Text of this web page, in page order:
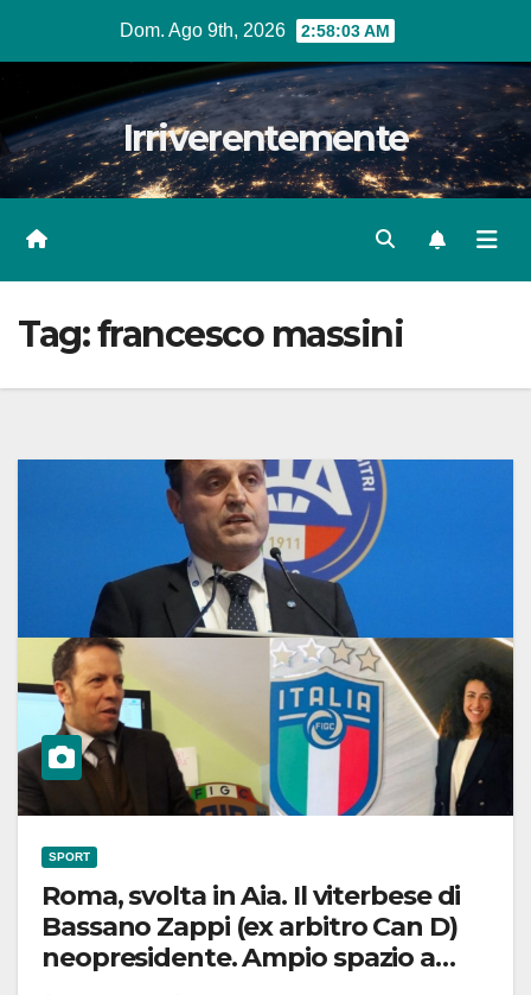
Dom. Ago 9th, 2026 2:58:04 AM
Irriverentemente
Tag:francesco massini
SPORT
Roma, svolta in Aia. Il viterbese di
Bassano Zappi (ex arbitro Can D)
neopresidente. Ampio spazio a
donne e C/5. Si riforma l’asse del